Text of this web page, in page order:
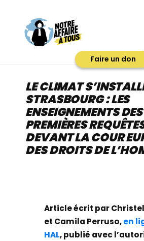
contenu
Faire un don
LE CLIMAT
STRASBOURG : LES
ENSEIGNEMENTS DES
PREMIÈRES
DEVANT LA COUR
DES DROITS DE
Article écrit par
et Camila Perruso,en
HAL, publié avec